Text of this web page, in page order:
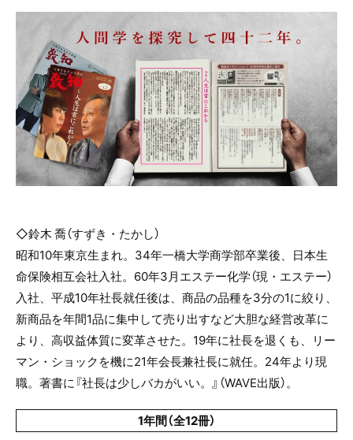
◇鈴木 喬（すずき・たかし）
昭和10年東京生まれ。34年一橋大学商学部卒業後、日本生
命保険相互会社入社。60年3月エステー化学（現・エステー）
入社、平成10年社長就任後は、商品の品種を3分の1に絞り、
新商品を年間1品に集中して売り出すなど大胆な経営改革に
より、高収益体質に変革させた。19年に社長を退くも、リー
マン・ショックを機に21年会長兼社長に就任。24年より現
職。著書に『社長は少しバカがいい。』（WAVE出版）。
1年間（全12冊）